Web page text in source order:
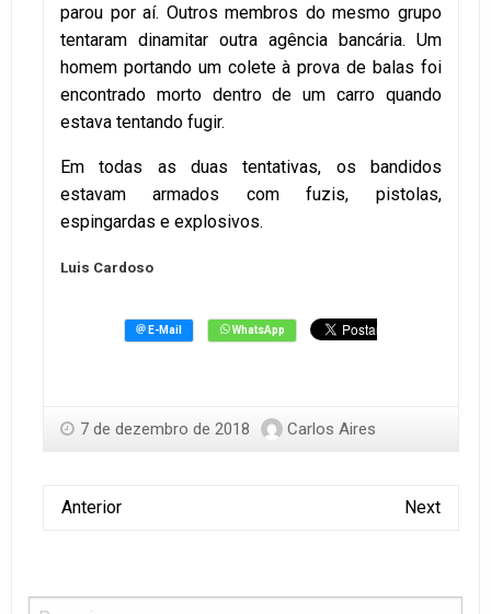
parou por aí. Outros membros do mesmo grupo
tentaram dinamitar outra agência bancária. Um
homem portando um colete à prova de balas foi
encontrado morto dentro de um carro quando
estava tentando fugir.
Em todas as duas tentativas, os bandidos
estavam armados com fuzis, pistolas,
espingardas e explosivos.
Luis Cardoso
7 de dezembro de 2018 Carlos Aires
Anterior Next